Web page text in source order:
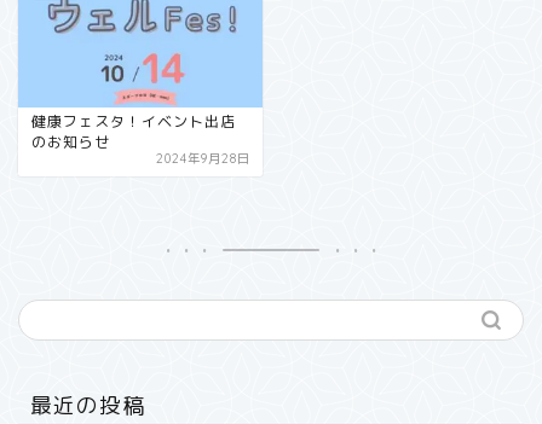
健康フェスタ！イベント出店
のお知らせ
2024年9月28日
最近の投稿